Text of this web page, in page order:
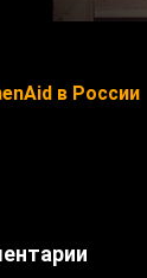
в России